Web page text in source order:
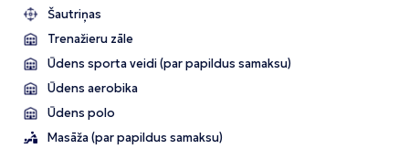
Šautriņas
Trenažieru zāle
Ūdens sporta veidi (par papildus samaksu)
Ūdens aerobika
Ūdens polo
Masāža (par papildus samaksu)